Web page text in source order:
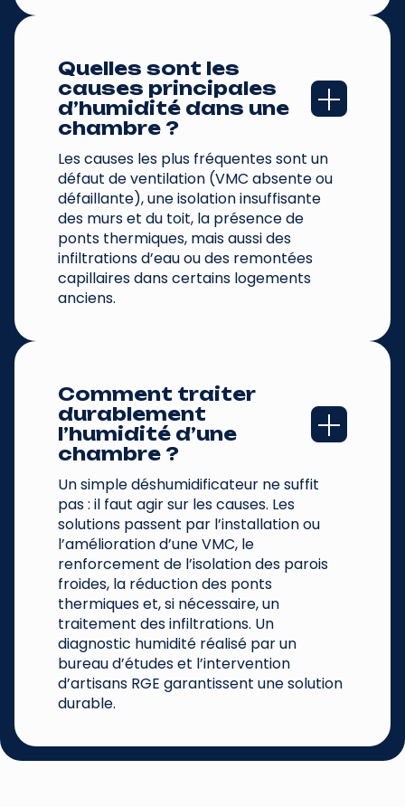
Quelles sont les
causes principales
d’humidité dans une
chambre ?
Les causes les plus fréquentes sont un
défaut de ventilation (VMC absente ou
défaillante), une isolation insuffisante
des murs et du toit, la présence de
ponts thermiques, mais aussi des
infiltrations d’eau ou des remontées
capillaires dans certains logements
anciens.
Comment traiter
durablement
l’humidité d’une
chambre ?
Un simple déshumidificateur ne suffit
pas : il faut agir sur les causes. Les
solutions passent par l’installation ou
l’amélioration d’une VMC, le
renforcement de l’isolation des parois
froides, la réduction des ponts
thermiques et, si nécessaire, un
traitement des infiltrations. Un
diagnostic humidité réalisé par un
bureau d’études et l’intervention
d’artisans RGE garantissent une solution
durable.